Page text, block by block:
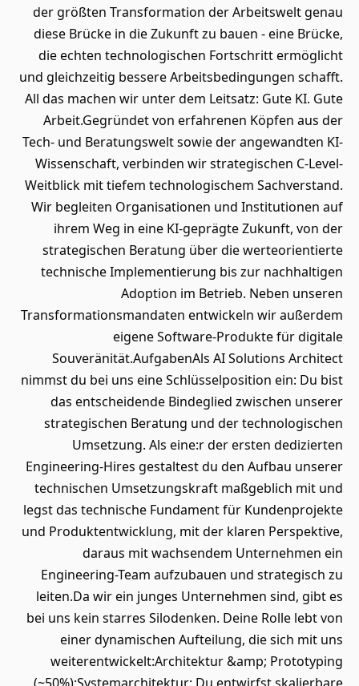
der größten Transformation der Arbeitswelt genau
diese Brücke in die Zukunft zu bauen - eine Brücke,
die echten technologischen Fortschritt ermöglicht
und gleichzeitig bessere Arbeitsbedingungen schafft.
All das machen wir unter dem Leitsatz: Gute KI. Gute
Arbeit.Gegründet von erfahrenen Köpfen aus der
Tech- und Beratungswelt sowie der angewandten KI-
Wissenschaft, verbinden wir strategischen C-Level-
Weitblick mit tiefem technologischem Sachverstand.
Wir begleiten Organisationen und Institutionen auf
ihrem Weg in eine KI-geprägte Zukunft, von der
strategischen Beratung über die werteorientierte
technische Implementierung bis zur nachhaltigen
Adoption im Betrieb. Neben unseren
Transformationsmandaten entwickeln wir außerdem
eigene Software-Produkte für digitale
Souveränität.AufgabenAls AI Solutions Architect
nimmst du bei uns eine Schlüsselposition ein: Du bist
das entscheidende Bindeglied zwischen unserer
strategischen Beratung und der technologischen
Umsetzung. Als eine:r der ersten dedizierten
Engineering-Hires gestaltest du den Aufbau unserer
technischen Umsetzungskraft maßgeblich mit und
legst das technische Fundament für Kundenprojekte
und Produktentwicklung, mit der klaren Perspektive,
daraus mit wachsendem Unternehmen ein
Engineering-Team aufzubauen und strategisch zu
leiten.Da wir ein junges Unternehmen sind, gibt es
bei uns kein starres Silodenken. Deine Rolle lebt von
einer dynamischen Aufteilung, die sich mit uns
weiterentwickelt:Architektur &amp; Prototyping